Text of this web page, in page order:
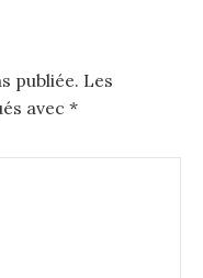
publiée. Les
avec *